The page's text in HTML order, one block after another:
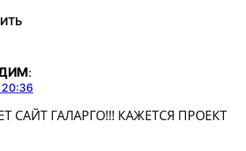
:
САЙТ ГАЛАРГО!!! КАЖЕТСЯ ПРОЕКТ